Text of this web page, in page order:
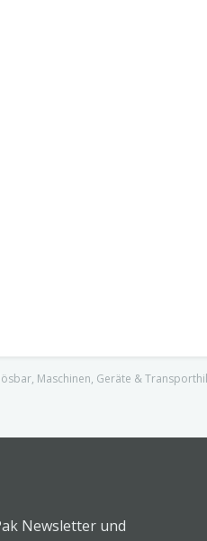
Maschinen, Geräte &
Newsletter und